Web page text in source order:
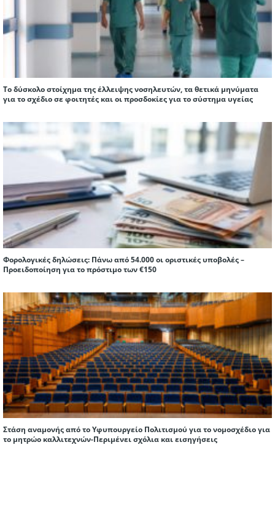
Το δύσκολο στοίχημα της έλλειψης νοσηλευτών, τα θετικά μηνύματα
για το σχέδιο σε φοιτητές και οι προσδοκίες για το σύστημα υγείας
Φορολογικές δηλώσεις: Πάνω από 54.000 οι οριστικές υποβολές –
Προειδοποίηση για το πρόστιμο των €150
Στάση αναμονής από το Υφυπουργείο Πολιτισμού για το νομοσχέδιο για
το μητρώο καλλιτεχνών-Περιμένει σχόλια και εισηγήσεις